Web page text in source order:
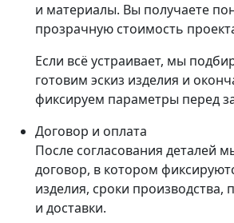
и материалы. Вы получаете
прозрачную стоимость
Если всё устраивает, мы
готовим эскиз изделия и
фиксируем параметры перед
Договор и оплата
После согласования деталей
договор, в котором
изделия, сроки производства,
и доставки.